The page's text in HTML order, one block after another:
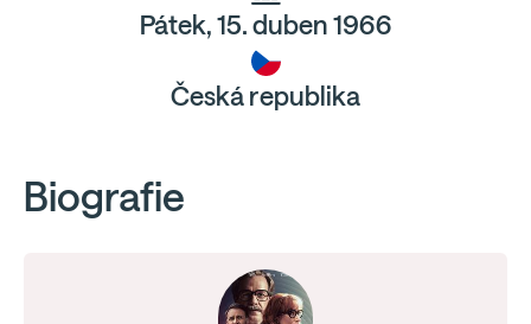
Pátek, 15. duben 1966
Česká republika
Biografie